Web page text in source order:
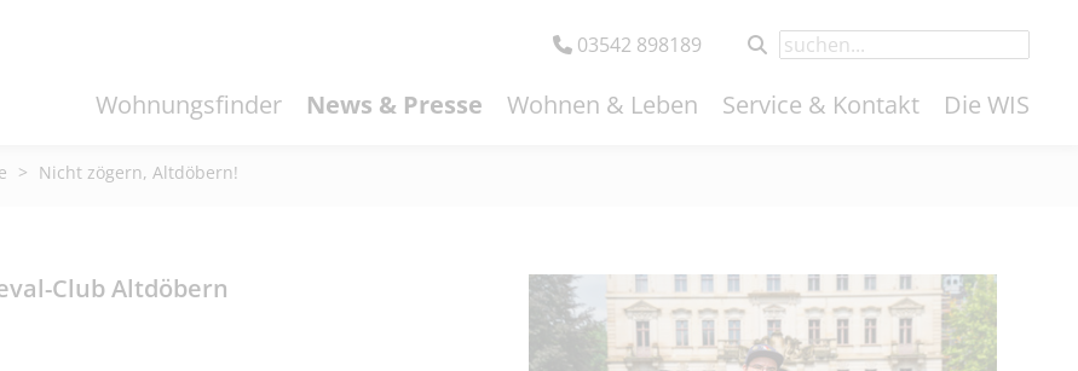
03542 898189
Wohnungsfinder News & Presse Wohnen & Leben Service & Kontakt Die WIS
> Nicht zögern, Altdöbern!
Club Altdöbern